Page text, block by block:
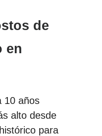
de
en
10 años
alto desde
para